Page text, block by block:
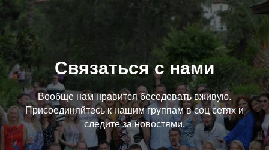
Связаться с нами
Вообще нам нравится беседовать вживую.
Присоединяйтесь к нашим группам в соц сетях и
следите за новостями.